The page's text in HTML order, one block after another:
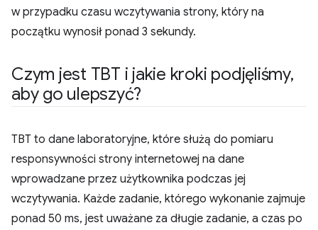
w przypadku czasu wczytywania strony, który na
początku wynosił ponad 3 sekundy.
Czym jest TBT i jakie kroki podjęliśmy,
aby go ulepszyć?
TBT to dane laboratoryjne, które służą do pomiaru
responsywności strony internetowej na dane
wprowadzane przez użytkownika podczas jej
wczytywania. Każde zadanie, którego wykonanie zajmuje
ponad 50 ms, jest uważane za długie zadanie, a czas po